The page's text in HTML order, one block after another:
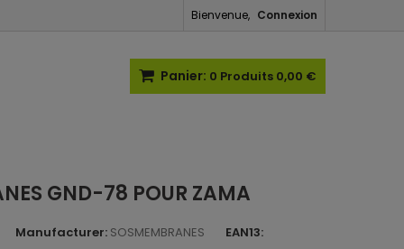
Bienvenue, Connexion
Panier: 0 Produits 0,00 €
GND-78 POUR ZAMA
Manufacturer: SOSMEMBRANES EAN13: